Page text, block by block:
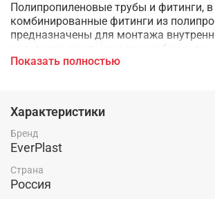
Полипропиленовые трубы и фитинги,
комбинированные фитинги из
предназначены для монтажа
холодного, горячего водоснабжения и
же применяются в технологических
Показать полностью
Характеристики
Бренд
EverPlast
Страна
Россия